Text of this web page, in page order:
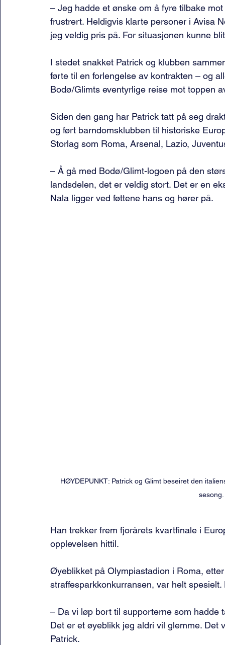
– Jeg hadde et ønske om å fyre tilbake
frustrert. Heldigvis klarte personer i Avisa
jeg veldig pris på. For situasjonen kunne
I stedet snakket Patrick og klubben
førte til en forlengelse av kontrakten – og
Bodø/Glimts eventyrlige reise mot toppen
Siden den gang har Patrick tatt på seg
og ført barndomsklubben til historiske
Storlag som Roma, Arsenal, Lazio,
– Å gå med Bodø/Glimt-logoen på den
landsdelen, det er veldig stort. Det er en
Nala ligger ved føttene hans og hører på.
HØYDEPUNKT: Patrick og Glimt beseiret den
Han trekker frem fjorårets kvartfinale i
opplevelsen hittil.
Øyeblikket på Olympiastadion i Roma,
straffesparkkonkurransen, var helt
– Da vi løp bort til supporterne som hadde
Det er et øyeblikk jeg aldri vil glemme.
Patrick.